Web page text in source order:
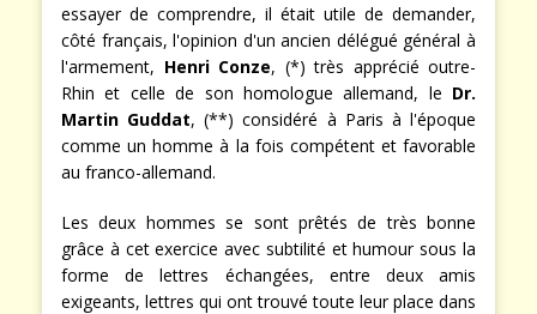
essayer de comprendre, il était utile de demander,
côté français, l'opinion d'un ancien délégué général à
l'armement, Henri Conze, (*) très apprécié outre-
Rhin et celle de son homologue allemand, le Dr.
Martin Guddat, (**) considéré à Paris à l'époque
comme un homme à la fois compétent et favorable
au franco-allemand.
Les deux hommes se sont prêtés de très bonne
grâce à cet exercice avec subtilité et humour sous la
forme de lettres échangées, entre deux amis
exigeants, lettres qui ont trouvé toute leur place dans